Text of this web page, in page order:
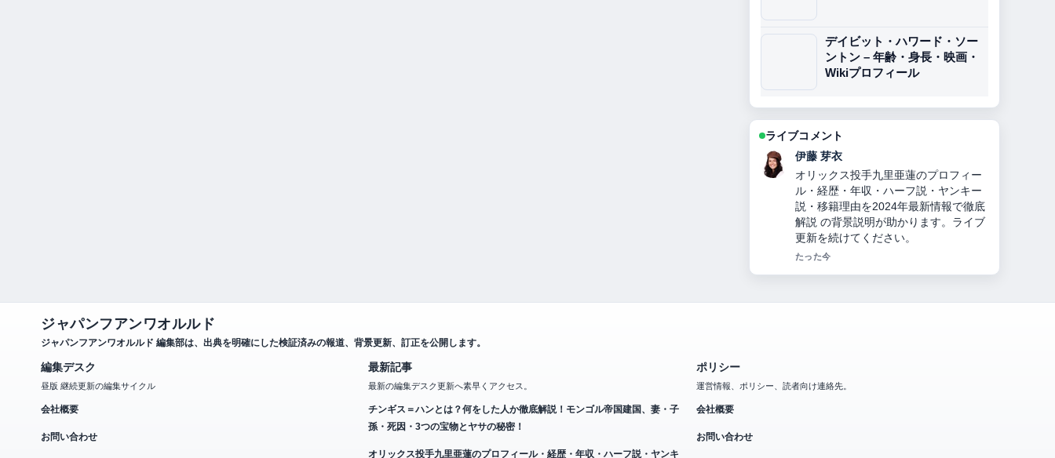
デイビット・ハワード・ソー
ントン – 年齢・身長・映画・
Wikiプロフィール
ライブコメント
鈴木 蒼
【2026年】大友愛の現在の夫秋本啓
之、離婚理由、子供の難病、娘の苗字
違いを家族構成も含め徹底解説！ の報
道は丁寧で、流れを追いやすいです。
3 分前
ジャパンフアンワオルルド 編集部は、出典を明確にした検証済みの報道、背景更新、訂正を公開します。
編集デスク
昼版 継続更新の編集サイクル
会社概要
最新記事
最新の編集デスク更新へ素早くアクセス。
チンギス＝ハンとは？何をした人か徹底解説！モンゴル帝国建国、妻・子
孫・死因・3つの宝物とヤサの秘密！
ー説・移籍理由を2024年最新情報で徹底解説
運営情報、ポリシー、読者向け連絡先。
会社概要